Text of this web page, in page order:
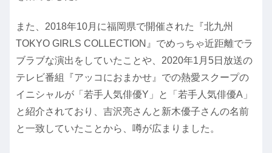
また、2018年10月に福岡県で開催された『北九州
TOKYO GIRLS COLLECTION』でめっちゃ近距離でラ
ブラブな演出をしていたことや、2020年1月5日放送の
テレビ番組『アッコにおまかせ』での熱愛スクープの
イニシャルが「若手人気俳優Y」と「若手人気俳優A」
と紹介されており、吉沢亮さんと新木優子さんの名前
と一致していたことから、噂が広まりました。